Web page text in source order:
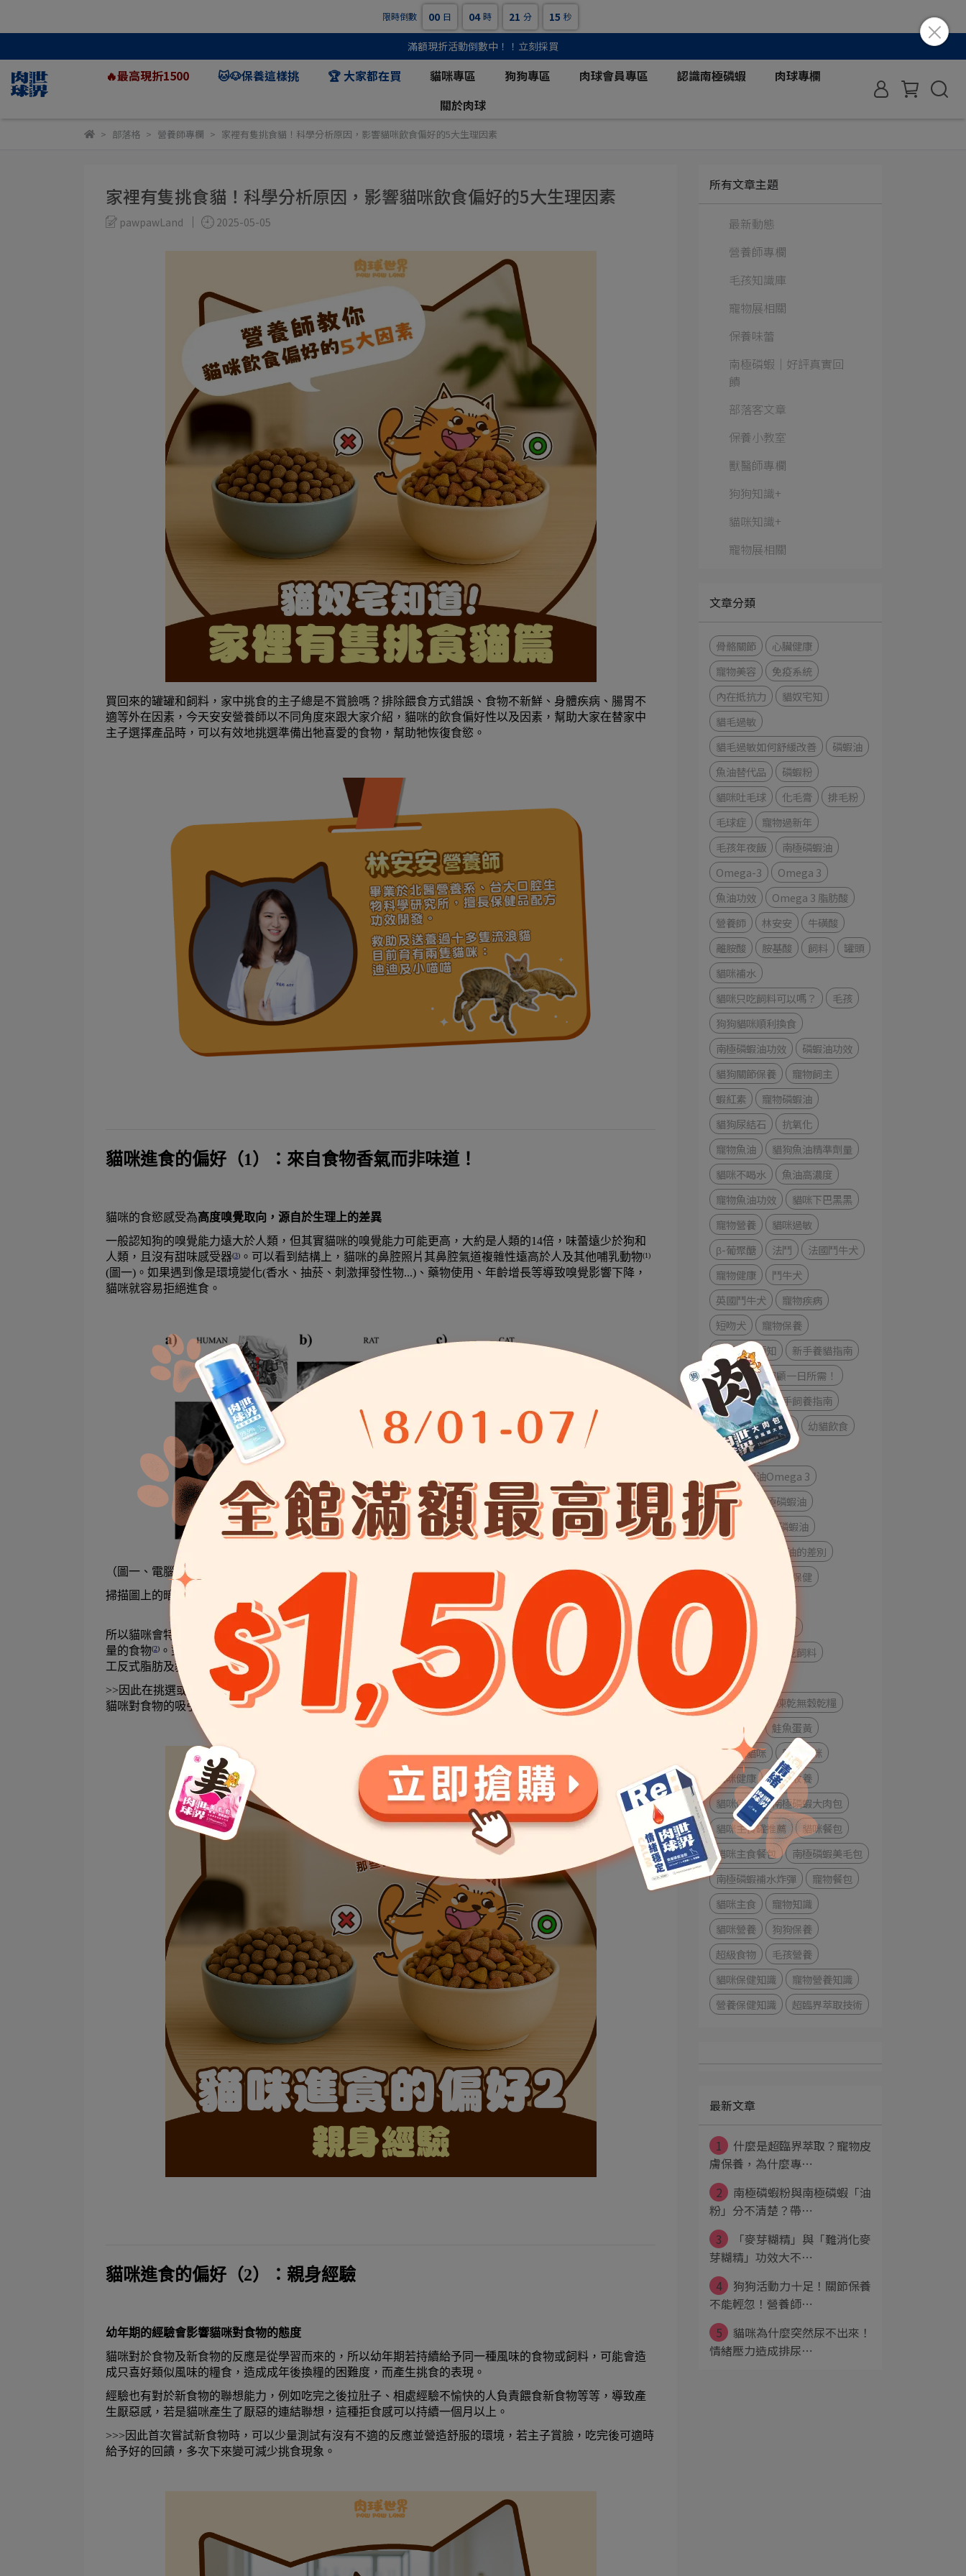
限時倒數 00 日 04 時 21 分 14 秒
滿額現折活動倒數中！！立刻採買
🔥最高現折1500 🐱🐶保養這樣挑 🏆 大家都在買 貓咪專區 狗狗專區 肉球會員專區 認識南極磷蝦
肉球專欄
關於肉球
部落格 營養師專欄 家裡有隻挑食貓！科學分析原因，影響貓咪飲食偏好的5大生理因素
家裡有隻挑食貓！科學分析原因，影響貓咪飲食偏好的5大生理因素
pawpawLand 2025-05-05
買回來的罐罐和飼料，家中挑食的主子總是不賞臉嗎？排除餵食方式錯誤、食物不新鮮、身體疾病、腸胃不
適等外在因素，今天安安營養師以不同角度來跟大家介紹，貓咪的飲食偏好性以及因素，幫助大家在替家中
主子選擇產品時，可以有效地挑選準備出牠喜愛的食物，幫助牠恢復食慾。
貓咪進食的偏好（1）：來自食物香氣而非味道！
貓咪的食慾感受為高度嗅覺取向，源自於生理上的差異
一般認知狗的嗅覺能力遠大於人類，但其實貓咪的嗅覺能力可能更高，大約是人類的14倍，味蕾遠少於狗和
人類，且沒有甜味感受器(3) 。可以看到結構上，貓咪的鼻腔照片其鼻腔氣道複雜性遠高於人及其他哺乳動物(1)
(圖一)。如果遇到像是環境變化(香水、抽菸、刺激揮發性物...)、藥物使用、年齡增長等導致嗅覺影響下降，
貓咪就容易拒絕進食。
（圖一、電腦斷層掃描圖 (a) 人類、b) 老鼠和 c) 貓的鼻腔橫斷面）
掃描圖上的暗區是鼻腔氣道。當有氣味的空氣被吸入鼻子時，它會流過這些結構。
所以貓咪會特別喜歡食物帶有肉香和油香，當有不同營養比例的食物，貓咪會優先選擇高蛋白質和高脂肪含
量的食物(2) 。 對於混有油脂類的食物，尤其特別喜愛混有兩種不同的油類（例如雞油＋磷蝦油），但不喜歡人
工反式脂肪及豬油。
>>因此在挑選或自製貓咪食物時，可以首選
香氣重含有好油脂的產品或適時添加油類營養品
，可以幫助增加
貓咪對食物的吸引力。
貓咪進食的偏好（2）：親身經驗
幼年期的經驗會影響貓咪對食物的態度
貓咪對於食物及新食物的反應是從學習而來的，所以幼年期若持續給予同一種風味的食物或飼料，可能會造
成只喜好類似風味的糧食，造成成年後換糧的困難度，而產生挑食的表現。
經驗也有對於新食物的聯想能力，例如吃完之後拉肚子、相處經驗不愉快的人負責餵食新食物等等，導致產
生厭惡感，若是貓咪產生了厭惡的連結聯想，這種拒食感可以持續一個月以上。
>>>因此首次嘗試新食物時，可以少量測試有沒有不適的反應並營造舒服的環境，若主子賞臉，吃完後可適時
給予好的回饋，多次下來變可減少挑食現象。
所有文章主題
最新動態
營養師專欄
毛孩知識庫
寵物展相關
保養味蕾
南極磷蝦│好評真實回
饋
部落客文章
保養小教室
獸醫師專欄
狗狗知識+
貓咪知識+
寵物展相關
文章分類
骨骼關節
心臟健康
寵物美容
免疫系統
內在抵抗力
貓奴宅知
貓毛過敏
貓毛過敏如何舒緩改善
磷蝦油
魚油替代品
磷蝦粉
貓咪吐毛球
化毛膏
排毛粉
毛球症
寵物過新年
毛孩年夜飯
南極磷蝦油
Omega-3
Omega 3
魚油功效
Omega 3 脂肪酸
營養師
林安安
牛磺酸
離胺酸
胺基酸 飼料
罐頭
貓咪補水
貓咪只吃飼料可以嗎？
毛孩
狗狗貓咪順利換食
南極磷蝦油功效
磷蝦油功效
貓狗關節保養
寵物飼主
蝦紅素
寵物磷蝦油
貓狗尿結石
抗氧化
寵物魚油
貓狗魚油精準劑量
貓咪不喝水
魚油高濃度
寵物魚油功效
貓咪下巴黑黑
寵物營養
貓咪過敏
β-葡聚醣
法鬥
法國鬥牛犬
寵物健康
鬥牛犬
英國鬥牛犬
寵物疾病
短吻犬
寵物保養
新手養貓須知
新手養貓指南
幼貓的飲食照顧一日所需！
幼貓照顧
新手飼養指南
新手養貓
幼貓
幼貓飲食
成貓照顧
南極磷蝦油Omega 3
挪威頂級南極磷蝦油
挪威Aker南極磷蝦油
寵物磷蝦油跟魚油的差別
磷蝦魚油
寵物保健
磷蝦油與魚油
搖搖雞肉凍乾飼料
南極磷蝦搖搖凍乾飼料
南極磷蝦
南極磷蝦雞肉凍乾無穀乾糧
搖搖鮭魚
鮭魚蛋黃
熟齡老貓咪
新舊貓咪
貓咪健康
成貓收養
貓咪保健
南極磷蝦大肉包
貓咪主食罐推薦
貓咪餐包
貓咪主食餐包
南極磷蝦美毛包
南極磷蝦補水炸彈
寵物餐包
貓咪主食
寵物知識
貓咪營養
狗狗保養
超級食物
毛孩營養
貓咪保健知識
寵物營養知識
營養保健知識
超臨界萃取技術
最新文章
1
什麼是超臨界萃取？寵物皮
膚保養，為什麼專⋯
2
南極磷蝦粉與南極磷蝦「油
粉」分不清楚？帶⋯
3
「麥芽糊精」與「難消化麥
芽糊精」功效大不⋯
4
狗狗活動力十足！關節保養
不能輕忽！營養師⋯
5
貓咪為什麼突然尿不出來！
情緒壓力造成排尿⋯